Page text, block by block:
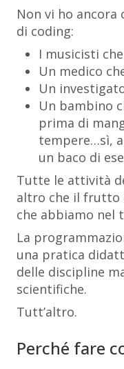
Non vi ho ancora
di coding:
I musicisti
Un medico
Un
Un bambino
prima di
tempere…sì,
un baco di
Tutte le attività
altro che il frutto
che abbiamo nel
La
una pratica
delle discipline
scientifiche.
Tutt’altro.
Perché fare